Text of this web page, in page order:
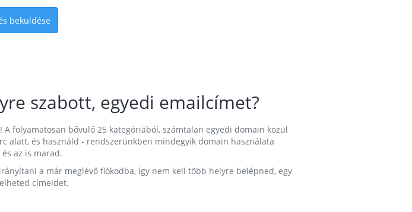
beküldése
szabott, egyedi emailcímet?
folyamatosan bővülő 25 kategóriából, számtalan egyedi domain közül
alatt, és használd - rendszerünkben mindegyik domain használata
az is marad.
a már meglévő fiókodba, így nem kell több helyre belépned, egy
címeidet.